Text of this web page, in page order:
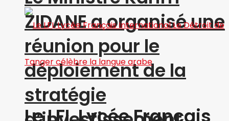
ZIDANE a organisé une
réunion pour le
déploiement de la
stratégie